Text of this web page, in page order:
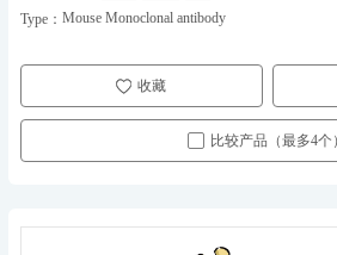
Type： Mouse Monoclonal antibody
收藏
比较产品（最多4个